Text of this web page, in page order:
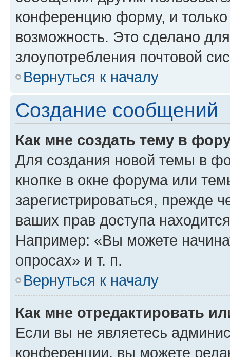
конференцию форму, и
возможность. Это сделано
злоупотребления почтовой
Вернуться к началу
Создание сообщений
Как мне создать тему в
Для создания новой темы в
кнопке в окне форума или
зарегистрироваться, прежде
ваших прав доступа
Например: «Вы можете
опросах» и т. п.
Вернуться к началу
Как мне отредактировать
Если вы не являетесь
конференции, вы можете